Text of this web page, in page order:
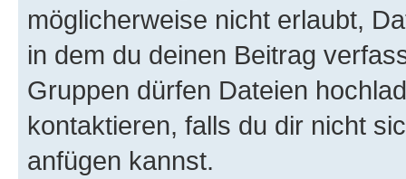
möglicherweise nicht erlaubt,
in dem du deinen Beitrag
Gruppen dürfen Dateien
kontaktieren, falls du dir nicht
anfügen kannst.